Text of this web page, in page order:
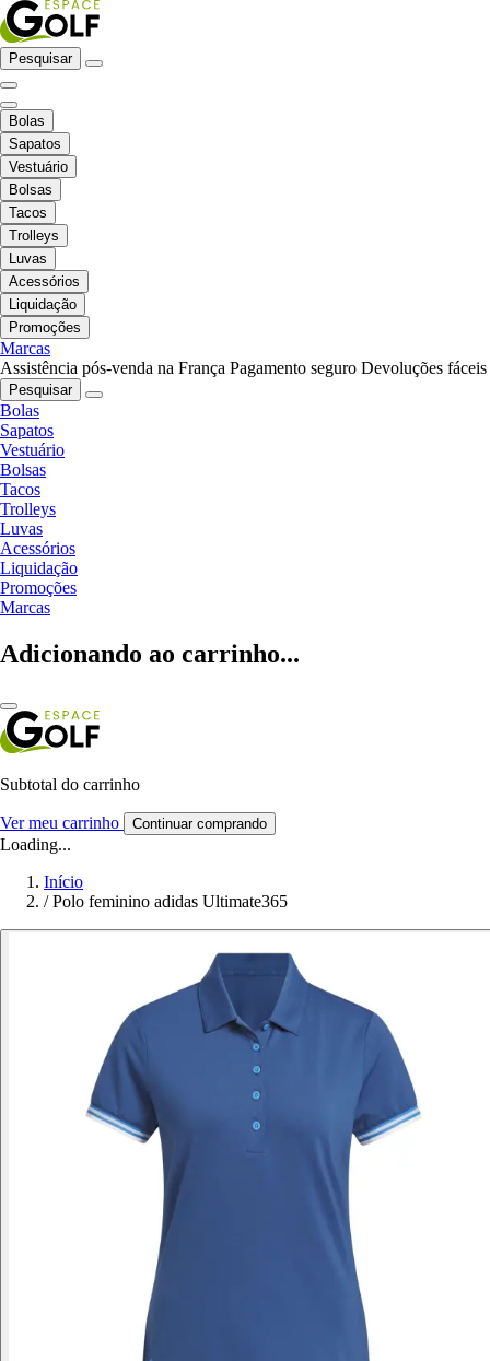
Pesquisar
Bolas
Sapatos
Vestuário
Bolsas
Tacos
Trolleys
Luvas
Acessórios
Liquidação
Promoções
Marcas
Assistência pós-venda na França Pagamento seguro Devoluções fáceis
Pesquisar
Bolas
Sapatos
Vestuário
Bolsas
Tacos
Trolleys
Luvas
Acessórios
Liquidação
Promoções
Marcas
Adicionando ao carrinho...
Subtotal do carrinho
Ver meu carrinho Continuar comprando
Loading...
Início
/ Polo feminino adidas Ultimate365